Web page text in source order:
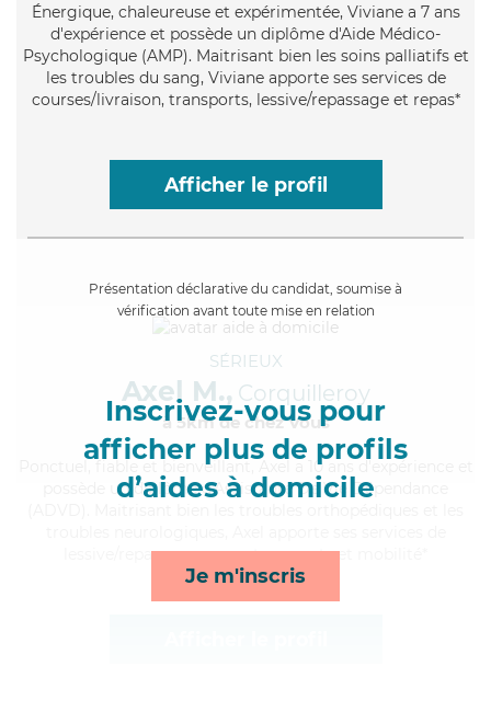
Énergique, chaleureuse et expérimentée, Viviane a 7 ans
d'expérience et possède un diplôme d'Aide Médico-
Psychologique (AMP). Maitrisant bien les soins palliatifs et
les troubles du sang, Viviane apporte ses services de
courses/livraison, transports, lessive/repassage et repas*
Afficher le profil
Présentation déclarative du candidat, soumise à
vérification avant toute mise en relation
Inscrivez-vous pour
afficher plus de profils
d’aides à domicile
Je m'inscris
SÉRIEUX
Axel M., Corquilleroy
à 5km de chez Vous
, fiable et bienveillant, Axel a 10 ans d'expérience et
possède un diplôme d'Assistante De Vie Dépendance
lessive/repassage, repas, transports et mobilité*